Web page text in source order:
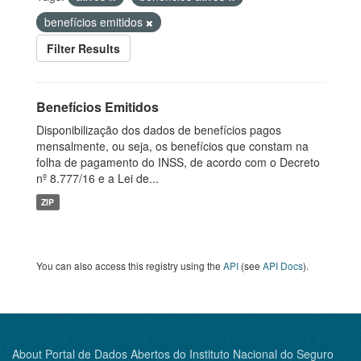
benefícios emitidos
Filter Results
Benefícios Emitidos
Disponibilização dos dados de benefícios pagos
mensalmente, ou seja, os benefícios que constam na
folha de pagamento do INSS, de acordo com o Decreto
nº 8.777/16 e a Lei de...
ZIP
You can also access this registry using the API (see API Docs).
About Portal de Dados Abertos do Instituto Nacional do Seguro